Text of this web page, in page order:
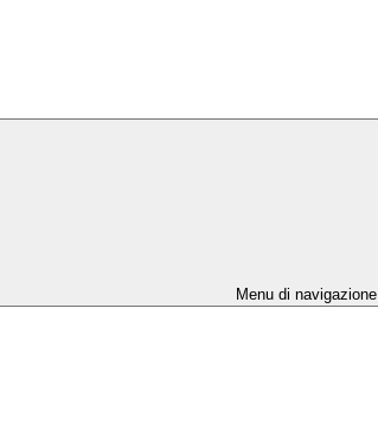
Menu di navigazione